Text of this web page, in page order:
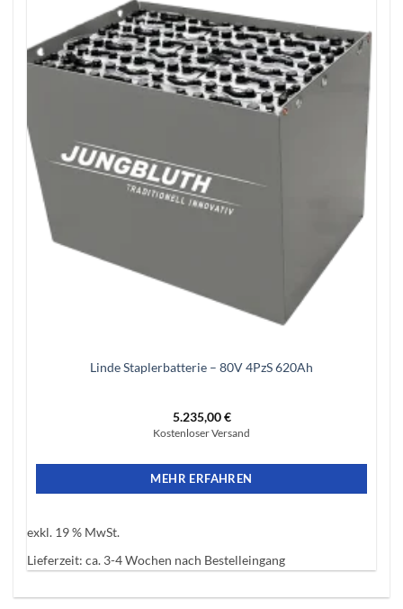
Linde Staplerbatterie – 80V 4PzS 620Ah
5.235,00€
Kostenloser Versand
MEHR ERFAHREN
exkl. 19 % MwSt.
Lieferzeit: ca. 3-4 Wochen nach Bestelleingang